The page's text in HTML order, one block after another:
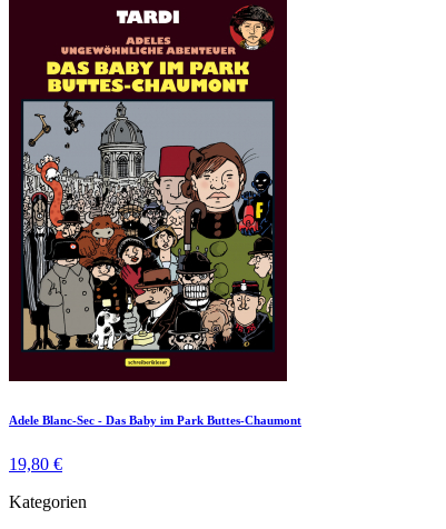
Adele Blanc-Sec - Das Baby im Park Buttes-Chaumont
19,80 €
Kategorien